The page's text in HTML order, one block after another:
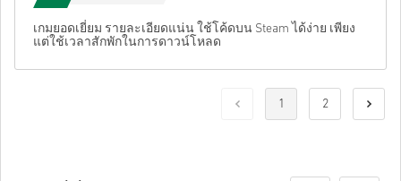
เกมยอดเยี่ยม รายละเอียดแน่น ใช้โค้ดบน Steam ได้ง่าย เพียง
แต่ใช้เวลาสักพักในการดาวน์โหลด
1 2